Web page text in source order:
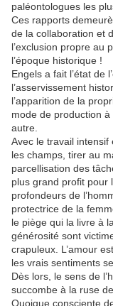
paléontologues les
Ces rapports
de la collaboration et
l’exclusion propre au
l’époque historique !
Engels a fait l’état de
l’asservissement
l’apparition de la
mode de production
autre.
Avec le travail
les champs, tirer au
parcellisation des
plus grand profit pour
profondeurs de
protectrice de la
le piège qui la livre à
générosité sont
crapuleux. L’amour
les vrais sentiments
Dès lors, le sens de
succombe à la ruse
Quoique consciente